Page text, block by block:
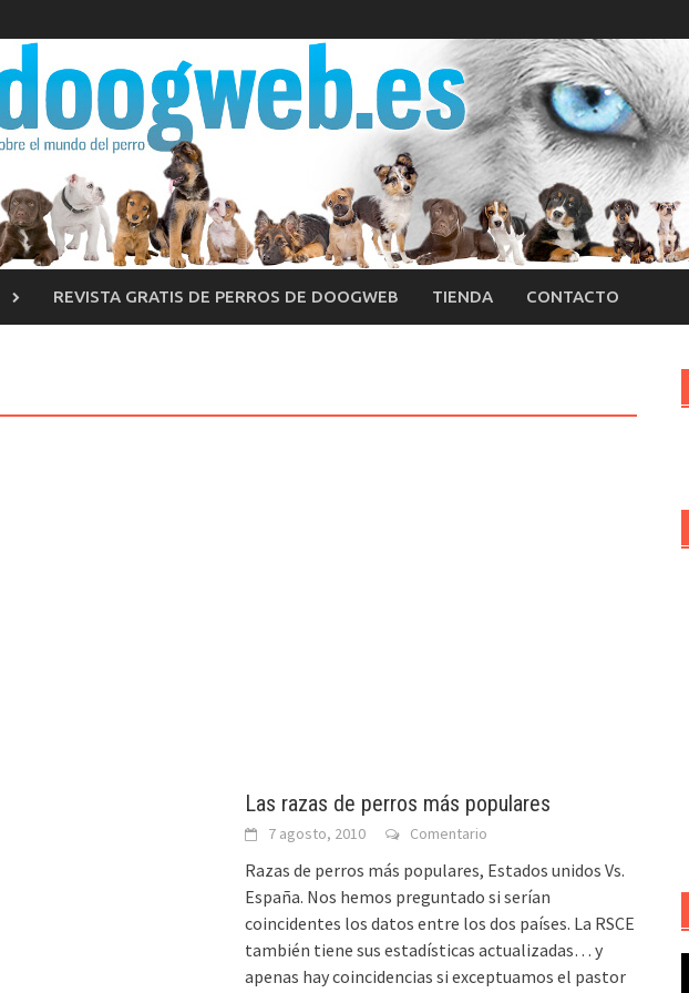
REVISTA GRATIS DE PERROS DE DOOGWEB TIENDA CONTACTO
Las razas de perros más populares
7 agosto, 2010 Comentario
Razas de perros más populares, Estados unidos Vs.
España. Nos hemos preguntado si serían
coincidentes los datos entre los dos países. La RSCE
también tiene sus estadísticas actualizadas… y
apenas hay coincidencias si exceptuamos el pastor